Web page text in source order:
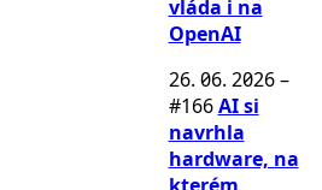
vláda i na
OpenAI
26. 06. 2026–
#166 AI si
navrhla
hardware, na